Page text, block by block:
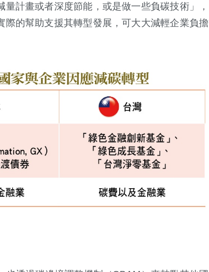
計畫或者深度節能，或是做一些負碳技術」，
的幫助支援其轉型發展，可大大減輕企業負擔